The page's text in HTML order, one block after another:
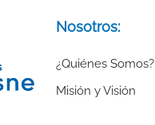
Nosotros:
¿Quiénes Somos?
Misión y Visión